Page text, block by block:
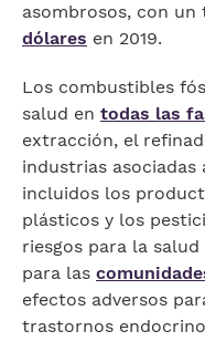
asombrosos, con un
dólares en 2019.
Los combustibles
salud en todas las
extracción, el
industrias
incluidos los
plásticos y los
riesgos para la
para las
efectos adversos
trastornos